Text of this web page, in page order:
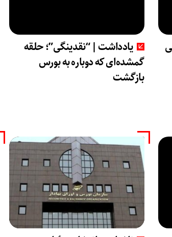
یادداشت | “نقدینگی”؛ حلقه
گمشده‌ای که دوباره به بورس
بازگشت